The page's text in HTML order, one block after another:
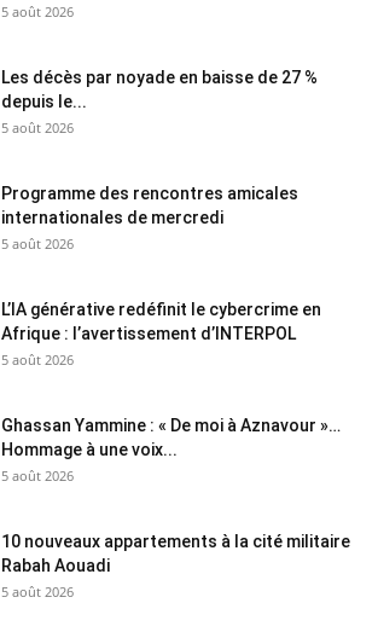
5 août 2026
Les décès par noyade en baisse de 27 %
depuis le...
5 août 2026
Programme des rencontres amicales
internationales de mercredi
5 août 2026
L’IA générative redéfinit le cybercrime en
Afrique : l’avertissement d’INTERPOL
5 août 2026
Ghassan Yammine : « De moi à Aznavour »…
Hommage à une voix...
5 août 2026
10 nouveaux appartements à la cité militaire
Rabah Aouadi
5 août 2026